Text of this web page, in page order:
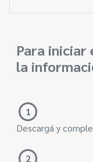
Pedido de
Plan de
Repositorio de
Para iniciar
la
1
Descargá y
2